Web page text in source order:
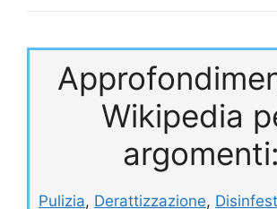
Wikipedia
argomenti:
Pulizia, Derattizzazione,